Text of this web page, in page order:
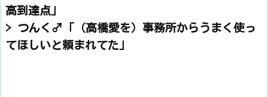
高到達点」
> つんく♂「（高橋愛を）事務所からうまく使っ
てほしいと頼まれてた」